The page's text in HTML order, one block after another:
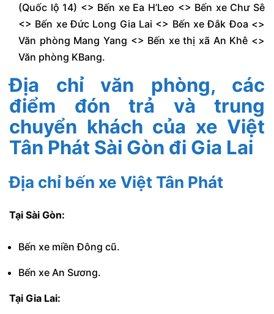
(Quốc lộ 14) <> Bến xe Ea H’Leo <> Bến xe Chư Sê
<> Bến xe Đức Long Gia Lai <> Bến xe Đắk Đoa <>
Văn phòng Mang Yang <> Bến xe thị xã An Khê <>
Văn phòng KBang.
Địa chỉ văn phòng, các
điểm đón trả và trung
chuyển khách của xe Việt
Tân Phát Sài Gòn đi Gia Lai
Địa chỉ bến xe Việt Tân Phát
Tại Sài Gòn:
Bến xe miền Đông cũ.
Bến xe An Sương.
Tại Gia Lai: